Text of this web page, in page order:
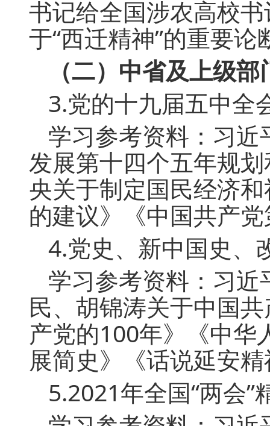
书记给全国涉农高校
于“西迁精神”的重要论
（二）中省及上级
3.党的十九届五中全
学习参考资料：习
发展第十四个五年规
央关于制定国民经济
的建议》《中国共产
4.党史、新中国史、
学习参考资料：习
民、胡锦涛关于中国
产党的100年》《中华
展简史》《话说延安
5.2021年全国“两会”